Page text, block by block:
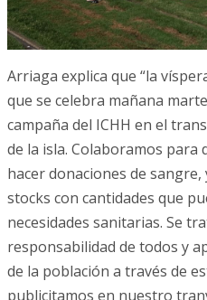
Arriaga explica que “la
que se celebra mañana
campaña del ICHH en el
de la isla. Colaboramos para
hacer donaciones de
stocks con cantidades que
necesidades sanitarias. Se
responsabilidad de todos y
de la población a través de
publicitamos en nuestro